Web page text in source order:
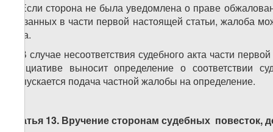
2. Если сторона не была уведомлена о праве
указанных в части первой настоящей статьи, жалоба
акта.
3. В случае несоответствия судебного акта части
инициативе выносит определение о соответствии
Допускается подача частной жалобы на определение.
Статья 13. Вручение сторонам судебных повесток,